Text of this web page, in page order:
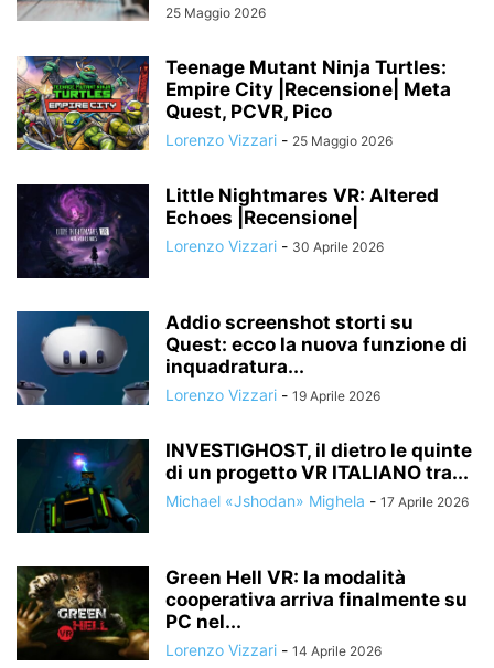
25 Maggio 2026
Teenage Mutant Ninja Turtles:
Empire City |Recensione| Meta
Quest, PCVR, Pico
Lorenzo Vizzari - 25 Maggio 2026
Little Nightmares VR: Altered
Echoes |Recensione|
Lorenzo Vizzari - 30 Aprile 2026
Addio screenshot storti su
Quest: ecco la nuova funzione di
inquadratura...
Lorenzo Vizzari - 19 Aprile 2026
INVESTIGHOST, il dietro le quinte
di un progetto VR ITALIANO tra...
Michael «Jshodan» Mighela - 17 Aprile 2026
Green Hell VR: la modalità
cooperativa arriva finalmente su
PC nel...
Lorenzo Vizzari - 14 Aprile 2026